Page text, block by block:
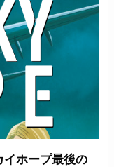
イホープ最後の